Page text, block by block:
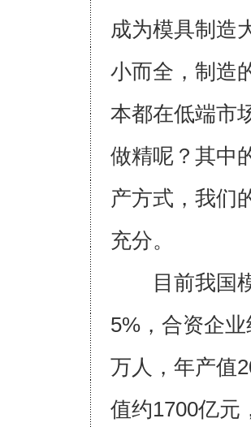
成为模具制造
小而全，制造
本都在低端
做精呢？其中
产方式，我们
充分。
目前我国模
5%，合资企
万人，年产值
值约1700亿元